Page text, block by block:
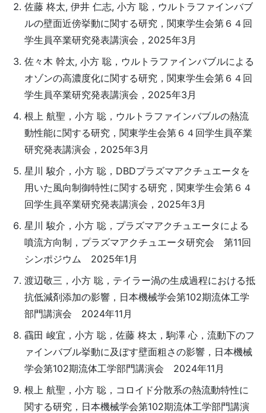
佐藤 柊太, 伊井 仁志, 小方 聡，ウルトラファインバブ
ルの壁面近傍挙動に関する研究，関東学生会第６４回
学生員卒業研究発表講演会，2025年3月
佐々木 幹太, 小方 聡，ウルトラファインバブルによる
オゾンの高濃度化に関する研究，関東学生会第６４回
学生員卒業研究発表講演会，2025年3月
根上 航聖，小方 聡，ウルトラファインバブルの熱流
動性能に関する研究，関東学生会第６４回学生員卒業
研究発表講演会，2025年3月
星川 駿介，小方 聡，DBDプラズマアクチュエータを
用いた風向制御特性に関する研究，関東学生会第６４
回学生員卒業研究発表講演会，2025年3月
星川 駿介，小方 聡，プラズマアクチュエータによる
噴流方向制，プラズマアクチュエータ研究会 第11回
シンポジウム 2025年1月
渡辺敬三，小方 聡，テイラー渦の生成過程における抵
抗低減剤添加の影響，日本機械学会第102期流体工学
部門講演会 2024年11月
靍田 峻宜，小方 聡，佐藤 柊太，駒澤 心，流動下のフ
ァインバブル挙動に及ぼす壁面粗さの影響，日本機械
学会第102期流体工学部門講演会 2024年11月
根上 航聖，小方 聡，コロイド分散系の熱流動特性に
関する研究，日本機械学会第102期流体工学部門講演